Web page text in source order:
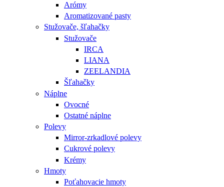
Arómy
Aromatizované pasty
Stužovače, šľahačky
Stužovače
IRCA
LIANA
ZEELANDIA
Šľahačky
Náplne
Ovocné
Ostatné náplne
Polevy
Mirror-zrkadlové polevy
Cukrové polevy
Krémy
Hmoty
Poťahovacie hmoty